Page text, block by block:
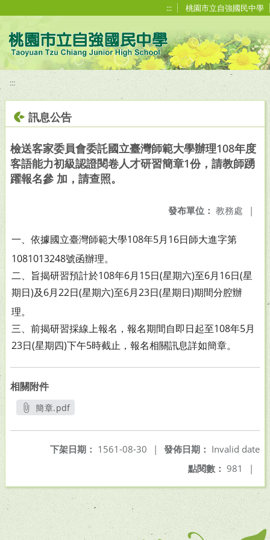
::: 桃園市立自強國民中學
:::
訊息公告
檢送客家委員會委託國立臺灣師範大學辦理108年度
客語能力初級認證閱卷人才研習簡章1份，請教師踴
躍報名參 加，請查照。
發布單位： 教務處 |
一、依據國立臺灣師範大學108年5月16日師大進字第
1081013248號函辦理。
二、旨揭研習預計於108年6月15日(星期六)至6月16日(星
期日)及6月22日(星期六)至6月23日(星期日)期間分腔辦
理。
三、前揭研習採線上報名，報名期間自即日起至108年5月
23日(星期四)下午5時截止，報名相關訊息詳如簡章。
相關附件
簡章.pdf
發佈日期： Invalid date
下架日期： 1561-08-30
|
點閱數： 981 |